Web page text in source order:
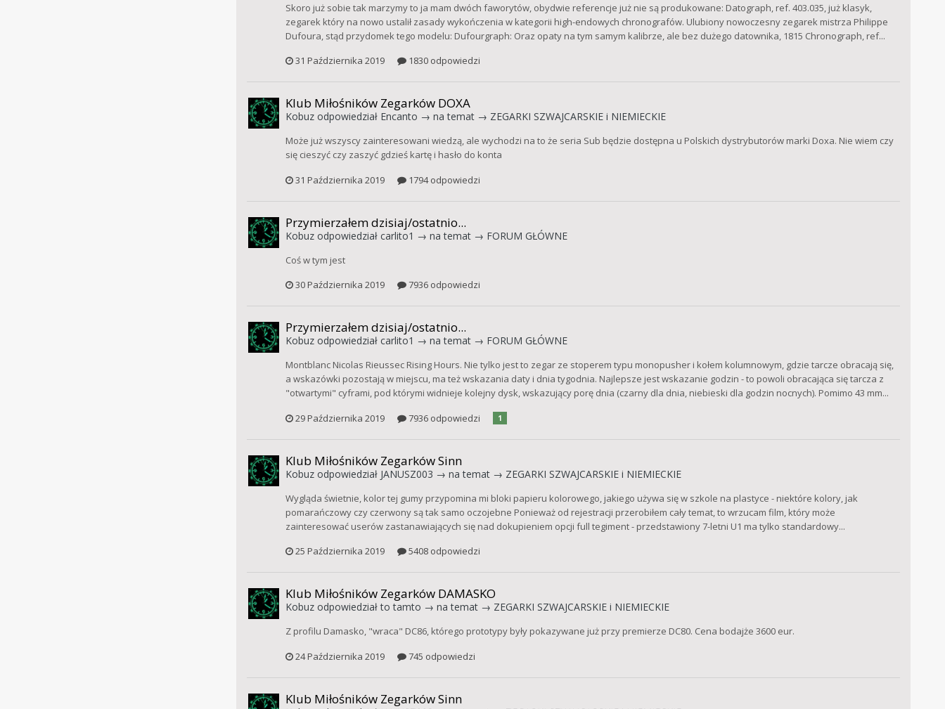
Skoro już sobie tak marzymy to ja mam dwóch faworytów, obydwie referencje już nie są produkowane: Datograph, ref. 403.035, już klasyk,
zegarek który na nowo ustalił zasady wykończenia w kategorii high-endowych chronografów. Ulubiony nowoczesny zegarek mistrza Philippe
Dufoura, stąd przydomek tego modelu: Dufourgraph: Oraz opaty na tym samym kalibrze, ale bez dużego datownika, 1815 Chronograph, ref...
31 Października 2019
1830 odpowiedzi
Klub Miłośników Zegarków DOXA
Kobuzodpowiedział Encanto → na temat → ZEGARKI SZWAJCARSKIE i NIEMIECKIE
Może już wszyscy zainteresowani wiedzą, ale wychodzi na to że seria Sub będzie dostępna u Polskich dystrybutorów marki Doxa. Nie wiem czy
się cieszyć czy zaszyć gdzieś kartę i hasło do konta
31 Października 2019
1794 odpowiedzi
Przymierzałem dzisiaj/ostatnio...
Kobuzodpowiedział carlito1 → na temat → FORUM GŁÓWNE
Coś w tym jest
30 Października 2019
7936 odpowiedzi
Przymierzałem dzisiaj/ostatnio...
Kobuzodpowiedział carlito1 → na temat → FORUM GŁÓWNE
Montblanc Nicolas Rieussec Rising Hours. Nie tylko jest to zegar ze stoperem typu monopusher i kołem kolumnowym, gdzie tarcze obracają się,
a wskazówki pozostają w miejscu, ma też wskazania daty i dnia tygodnia. Najlepsze jest wskazanie godzin - to powoli obracająca się tarcza z
"otwartymi" cyframi, pod którymi widnieje kolejny dysk, wskazujący porę dnia (czarny dla dnia, niebieski dla godzin nocnych). Pomimo 43 mm...
29 Października 2019
7936 odpowiedzi 1
Klub Miłośników Zegarków Sinn
Kobuzodpowiedział JANUSZ003 → na temat → ZEGARKI SZWAJCARSKIE i NIEMIECKIE
Wygląda świetnie, kolor tej gumy przypomina mi bloki papieru kolorowego, jakiego używa się w szkole na plastyce - niektóre kolory, jak
pomarańczowy czy czerwony są tak samo oczojebne Ponieważ od rejestracji przerobiłem cały temat, to wrzucam film, który może
zainteresować userów zastanawiających się nad dokupieniem opcji full tegiment - przedstawiony 7-letni U1 ma tylko standardowy...
25 Października 2019
5408 odpowiedzi
Klub Miłośników Zegarków DAMASKO
Kobuzodpowiedziałto tamto → na temat → ZEGARKI SZWAJCARSKIE i NIEMIECKIE
Z profilu Damasko, "wraca" DC86, którego prototypy były pokazywane już przy premierze DC80. Cena bodajże 3600 eur.
24 Października 2019
745 odpowiedzi
Klub Miłośników Zegarków Sinn